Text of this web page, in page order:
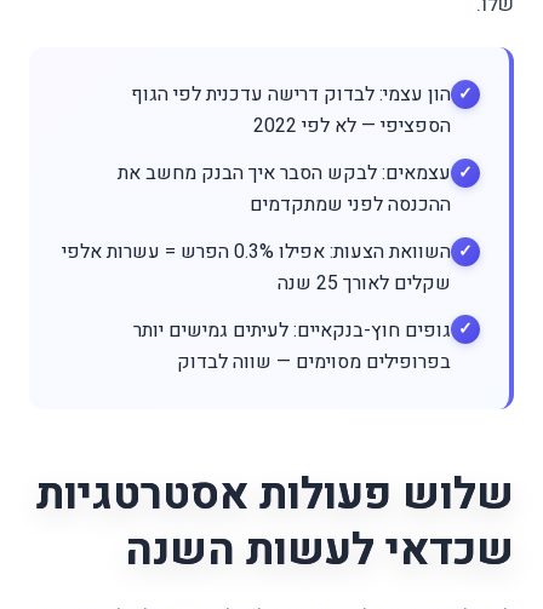
הון עצמי: לבדוק דרישה עדכנית לפי הגוף
הספציפי — לא לפי 2022
עצמאים: לבקש הסבר איך הבנק מחשב את
ההכנסה לפני שמתקדמים
השוואת הצעות: אפילו 0.3% הפרש = עשרות אלפי
שקלים לאורך 25 שנה
גופים חוץ-בנקאיים: לעיתים גמישים יותר
בפרופילים מסוימים — שווה לבדוק
שלוש פעולות אסטרטגיות
שכדאי לעשות השנה